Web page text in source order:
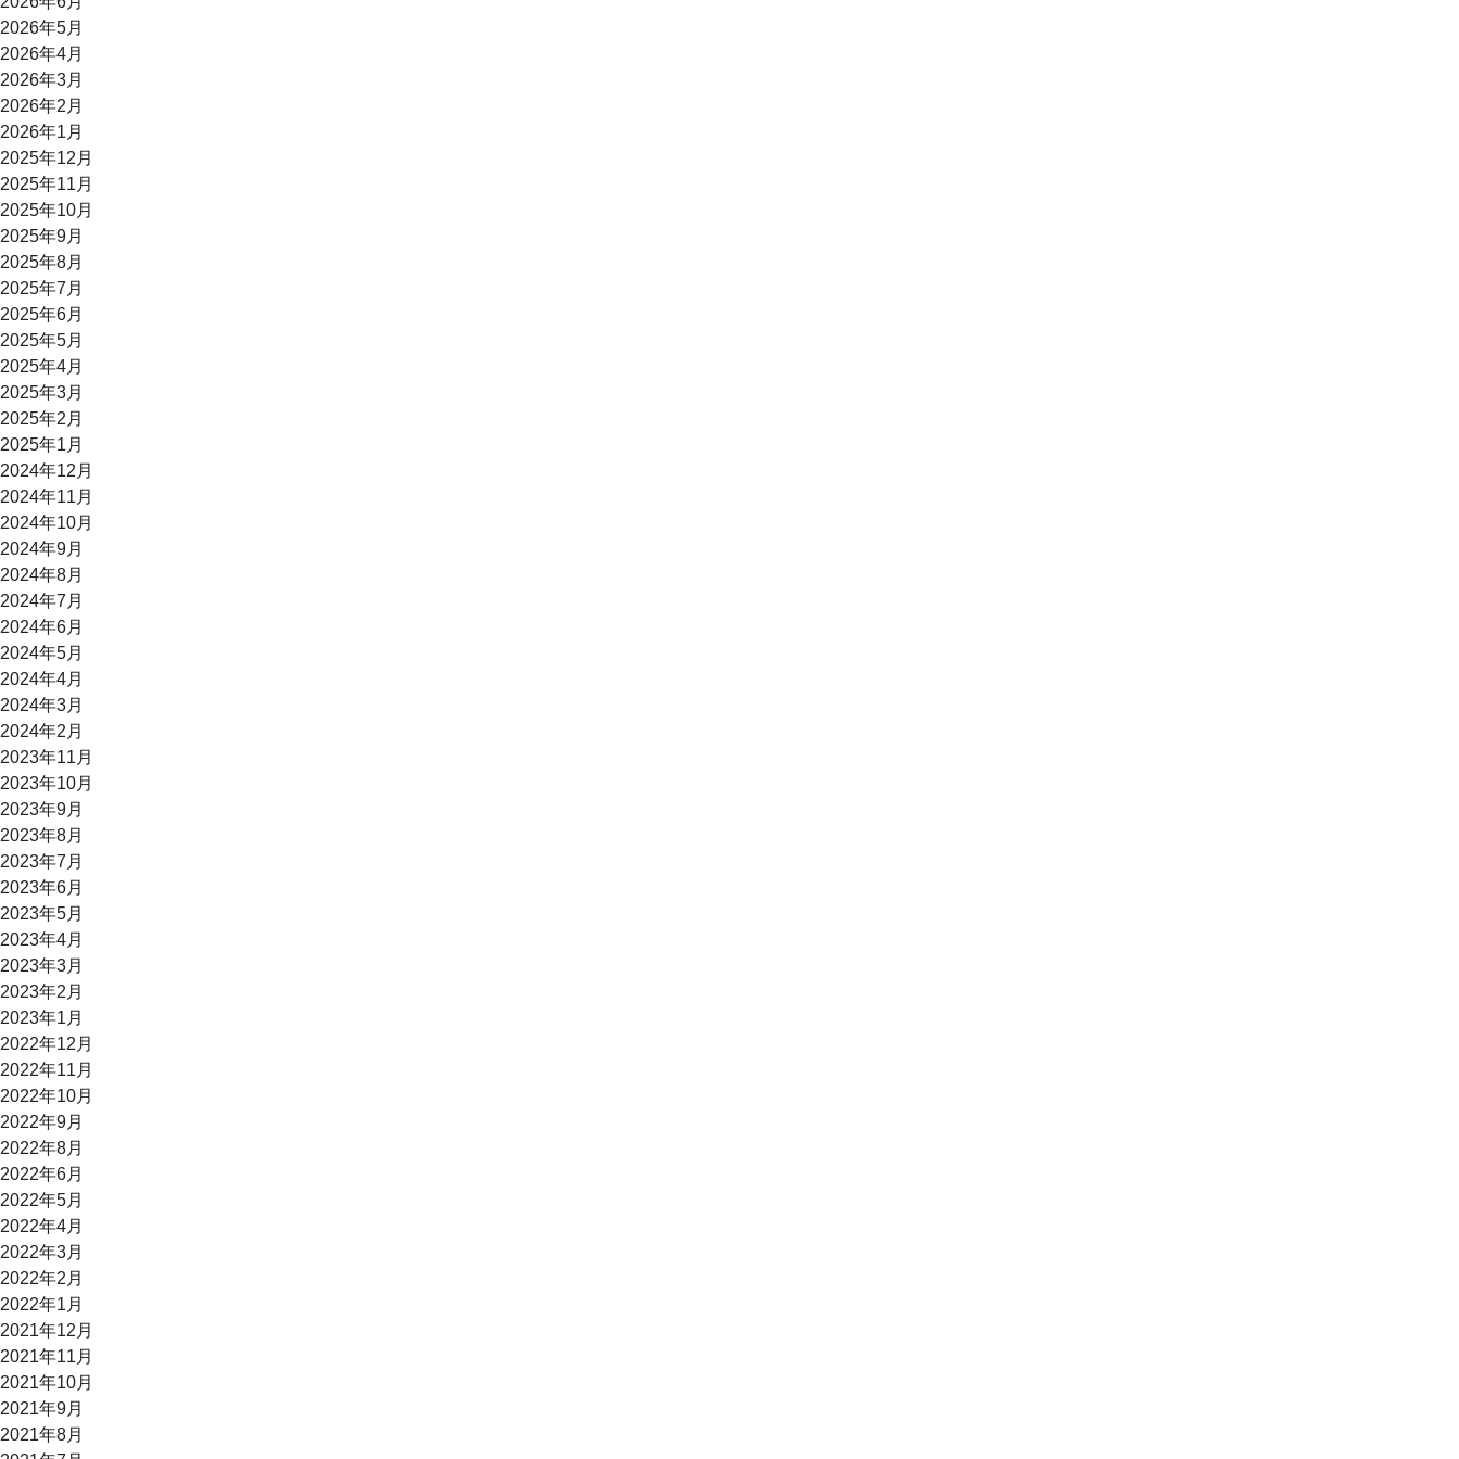
2026年5月
2026年4月
2026年3月
2026年2月
2026年1月
2025年12月
2025年11月
2025年10月
2025年9月
2025年8月
2025年7月
2025年6月
2025年5月
2025年4月
2025年3月
2025年2月
2025年1月
2024年12月
2024年11月
2024年10月
2024年9月
2024年8月
2024年7月
2024年6月
2024年5月
2024年4月
2024年3月
2024年2月
2023年11月
2023年10月
2023年9月
2023年8月
2023年7月
2023年6月
2023年5月
2023年4月
2023年3月
2023年2月
2023年1月
2022年12月
2022年11月
2022年10月
2022年9月
2022年8月
2022年6月
2022年5月
2022年4月
2022年3月
2022年2月
2022年1月
2021年12月
2021年11月
2021年10月
2021年9月
2021年8月